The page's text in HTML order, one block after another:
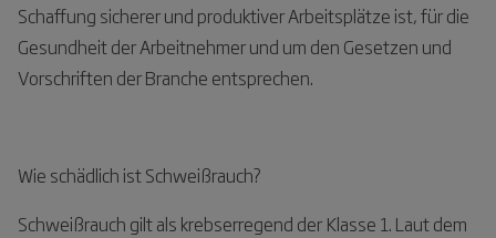
Schaffung sicherer und produktiver Arbeitsplätze ist, für die
Gesundheit der Arbeitnehmer und um den Gesetzen und
Vorschriften der Branche entsprechen.
Wie schädlich ist Schweißrauch?
Schweißrauch gilt als krebserregend der Klasse 1. Laut dem